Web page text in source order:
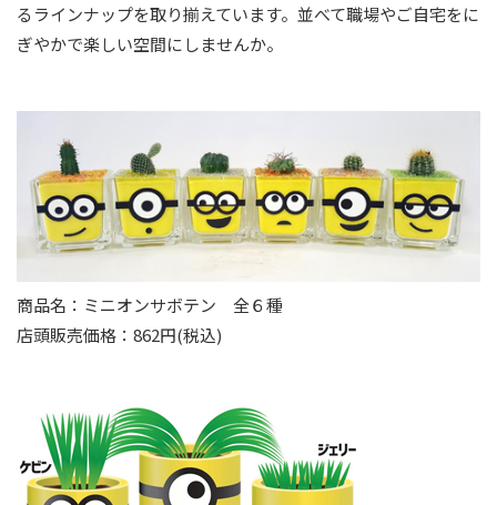
るラインナップを取り揃えています。並べて職場やご自宅をに
ぎやかで楽しい空間にしませんか。
商品名：ミニオンサボテン 全６種
店頭販売価格：862円(税込)